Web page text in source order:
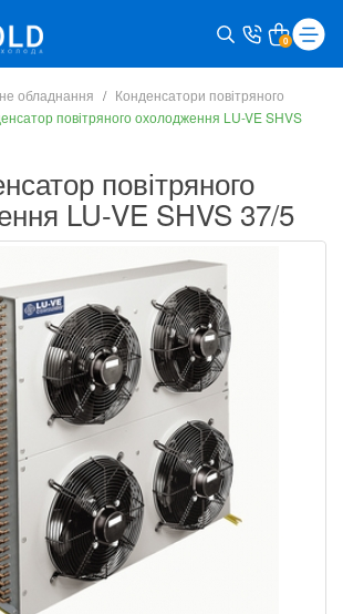
0
обладнання
Конденсатори повітряного
повітряного охолодження LU-VE SHVS
повітряного
LU-VE SHVS 37/5